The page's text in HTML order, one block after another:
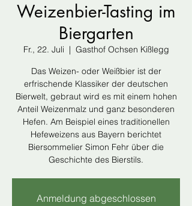
Weizenbier-Tasting im
Biergarten
Fr., 22. Juli
  |
Gasthof Ochsen Kißlegg
Das Weizen- oder Weißbier ist der
erfrischende Klassiker der deutschen
Bierwelt, gebraut wird es mit einem hohen
Anteil Weizenmalz und ganz besonderen
Hefen. Am Beispiel eines traditionellen
Hefeweizens aus Bayern berichtet
Biersommelier Simon Fehr über die
Geschichte des Bierstils.
Anmeldung abgeschlossen